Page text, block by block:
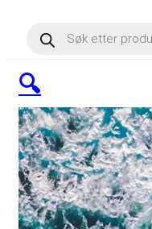
Products
🔍